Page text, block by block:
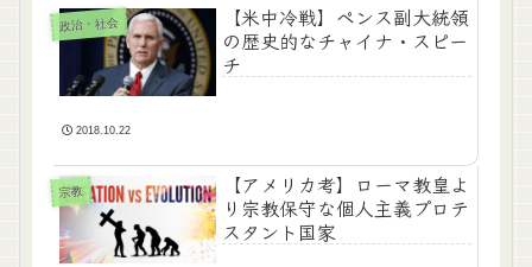
政治・社会
【米中冷戦】ペンス副大統領
の歴史的なチャイナ・スピー
チ
2018.10.22
宗教
【アメリカ考】ローマ教皇よ
り宗教保守な個人主義プロテ
スタント国家